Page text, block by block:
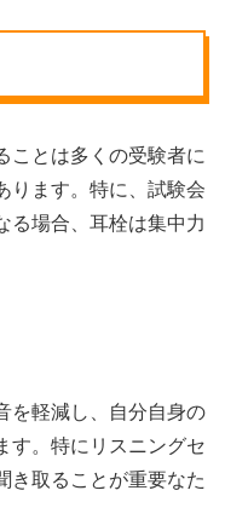
ことは多くの受験者に
ります。特に、試験会
る場合、耳栓は集中力
を軽減し、自分自身の
す。特にリスニングセ
き取ることが重要なた